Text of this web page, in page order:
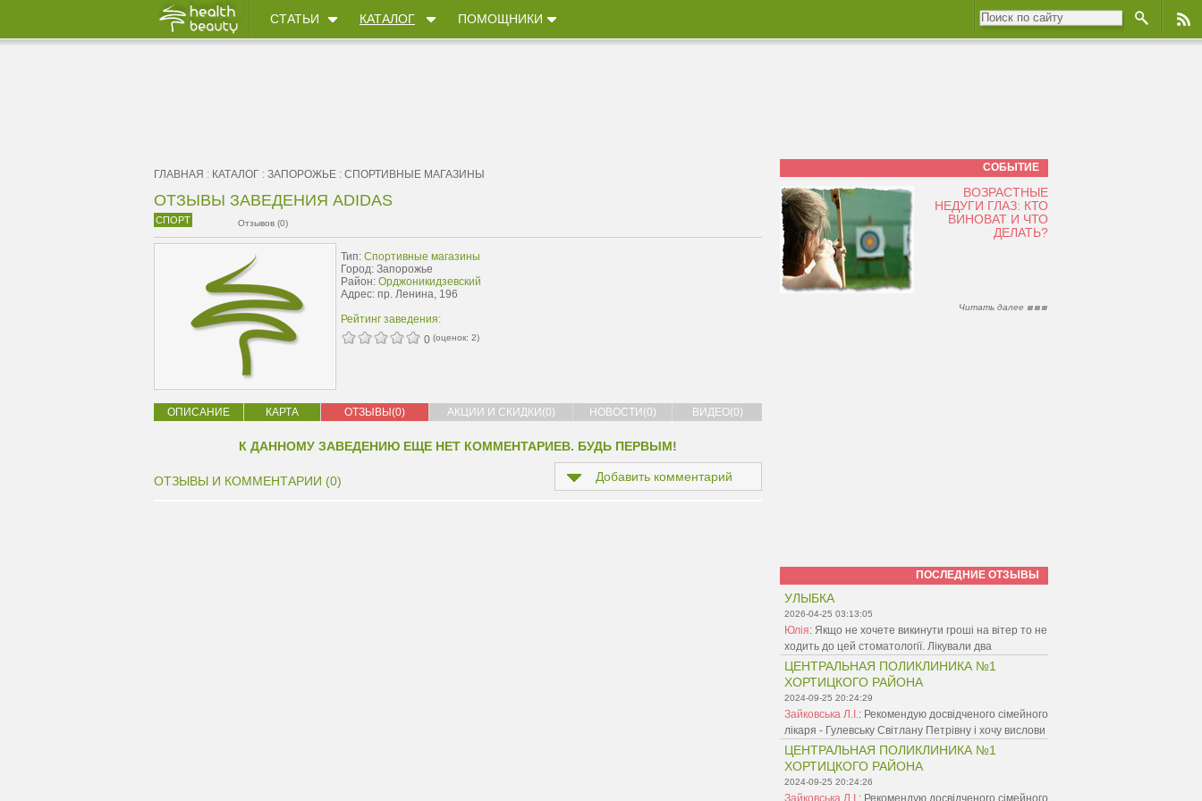
СТАТЬИ КАТАЛОГ ПОМОЩНИКИ
ГЛАВНАЯ : КАТАЛОГ : ЗАПОРОЖЬЕ : CПОРТИВНЫЕ МАГАЗИНЫ
ОТЗЫВЫ ЗАВЕДЕНИЯ ADIDAS
СПОРТ Отзывов (0)
Тип: Cпортивные магазины
Город: Запорожье
Район: Орджоникидзевский
Адрес: пр. Ленина, 196
Рейтинг заведения:
0 (оценок: 2)
ОПИСАНИЕ КАРТА ОТЗЫВЫ(0) АКЦИИ И СКИДКИ(0) НОВОСТИ(0) ВИДЕО(0)
К ДАННОМУ ЗАВЕДЕНИЮ ЕЩЕ НЕТ КОММЕНТАРИЕВ. БУДЬ ПЕРВЫМ!
ОТЗЫВЫ И КОММЕНТАРИИ (0) Добавить комментарий
СОБЫТИЕ
ВОЗРАСТНЫЕ
НЕДУГИ ГЛАЗ: КТО
ВИНОВАТ И ЧТО
ДЕЛАТЬ?
Читать далее
ПОСЛЕДНИЕ ОТЗЫВЫ
УЛЫБКА
2026-04-25 03:13:05
Юлія: Якщо не хочете викинути гроші на вітер то не
ходить до цей стоматології. Лікували два
ЦЕНТРАЛЬНАЯ ПОЛИКЛИНИКА №1
ХОРТИЦКОГО РАЙОНА
2024-09-25 20:24:29
Зайковська Л.І.: Рекомендую досвідченого сімейного
лікаря - Гулевську Світлану Петрівну і хочу вислови
ЦЕНТРАЛЬНАЯ ПОЛИКЛИНИКА №1
ХОРТИЦКОГО РАЙОНА
2024-09-25 20:24:26
Зайковська Л.І. : Рекомендую досвідченого сімейного